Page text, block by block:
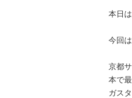
本日
今回
京都
本で
ガス